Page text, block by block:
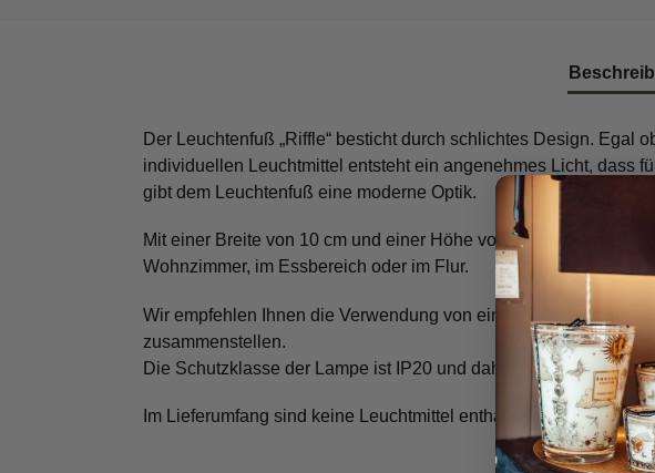
Der Leuchtenfuß „Riffle“ besticht durch schlichtes Design. Egal
individuellen Leuchtmittel entsteht ein angenehmes Licht, dass
gibt dem Leuchtenfuß eine moderne Optik.
Mit einer Breite von 10 cm und einer Höhe von 10 cm eignet
Wohnzimmer, im Essbereich oder im Flur.
Wir empfehlen Ihnen die Verwendung von einem E27
zusammenstellen.
Die Schutzklasse der Lampe ist IP20 und daher nur für die
Im Lieferumfang sind keine Leuchtmittel enthalten, diese